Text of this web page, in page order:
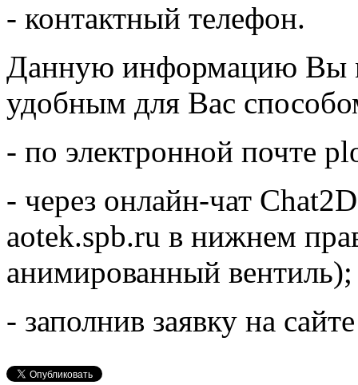
- контактный телефон.
Данную информацию Вы
удобным для Вас
- по электронной почте
- через онлайн-чат
aotek.spb.ru в нижнем
анимированный вентиль);
- заполнив заявку на